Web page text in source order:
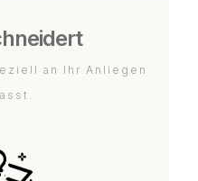
an Ihr Anliegen